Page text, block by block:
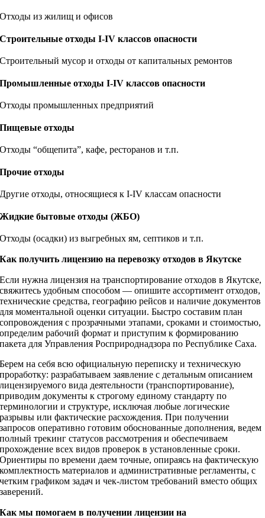
Отходы из жилищ и офисов
Строительные отходы I-IV классов опасности
Строительный мусор и отходы от капитальных ремонтов
Промышленные отходы I-IV классов опасности
Отходы промышленных предприятий
Пищевые отходы
Отходы “общепита”, кафе, ресторанов и т.п.
Прочие отходы
Другие отходы, относящиеся к I-IV классам опасности
Жидкие бытовые отходы (ЖБО)
Отходы (осадки) из выгребных ям, септиков и т.п.
Как получить лицензию на перевозку отходов в Якутске
Если нужна лицензия на транспортирование отходов в Якутске,
свяжитесь удобным способом — опишите ассортимент отходов,
технические средства, географию рейсов и наличие документов
для моментальной оценки ситуации. Быстро составим план
сопровождения с прозрачными этапами, сроками и стоимостью,
определим рабочий формат и приступим к формированию
пакета для Управления Росприроднадзора по Республике Саха.
Берем на себя всю официальную переписку и техническую
проработку: разрабатываем заявление с детальным описанием
лицензируемого вида деятельности (транспортирование),
приводим документы к строгому единому стандарту по
терминологии и структуре, исключая любые логические
разрывы или фактические расхождения. При получении
запросов оперативно готовим обоснованные дополнения, ведем
полный трекинг статусов рассмотрения и обеспечиваем
прохождение всех видов проверок в установленные сроки.
Ориентиры по времени даем точные, опираясь на фактическую
комплектность материалов и административные регламенты, с
четким графиком задач и чек-листом требований вместо общих
заверений.
Как мы помогаем в получении лицензии на